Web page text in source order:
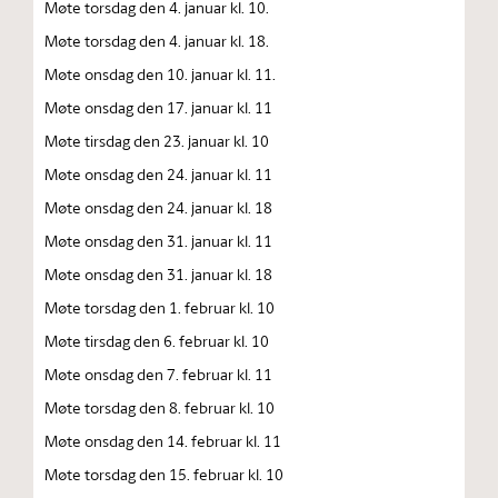
Møte torsdag den 4. januar kl. 10.
Møte torsdag den 4. januar kl. 18.
Møte onsdag den 10. januar kl. 11.
Møte onsdag den 17. januar kl. 11
Møte tirsdag den 23. januar kl. 10
Møte onsdag den 24. januar kl. 11
Møte onsdag den 24. januar kl. 18
Møte onsdag den 31. januar kl. 11
Møte onsdag den 31. januar kl. 18
Møte torsdag den 1. februar kl. 10
Møte tirsdag den 6. februar kl. 10
Møte onsdag den 7. februar kl. 11
Møte torsdag den 8. februar kl. 10
Møte onsdag den 14. februar kl. 11
Møte torsdag den 15. februar kl. 10